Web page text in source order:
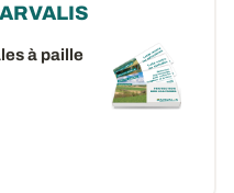
à paille